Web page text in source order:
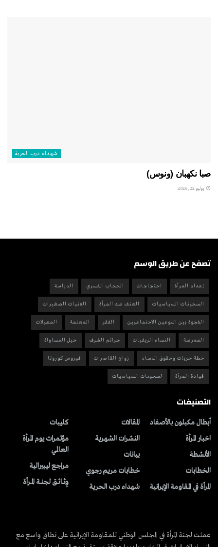
شهداء درب الحرية
صبا نكهبان (ونوس)
يوليو 22, 2026
تصفح عن طريق الوسم
إعدام المرأة احتجاجات الحجاب القسري الدراسة
السجينات السياسيات العنف ضد المرأة الفتيات الصغيرات
الفجوة بين النوعين الاجتماعيين الفقر المعلمة المعيلات
الممرضة النساء الريفيات جرائم الشرف جيل المساواة
خطة حريات وحقوق النساء زواج القاصرات فيروس كورونا
قيادة المرأة لسجينات السياسيات
التصنيفات
أبطال مكبلون بالأصفاد
اخبار المرأة
الأنشطة
الخطابات
المرأة في المقاومة الإيرانية
المقالات
النشرات الشهریة
بیانات
خطابات مريم رجوي
شهداء درب الحرية
کلیبات
مؤتمرات يوم المرأة
العالمي
مراجع ليبيرالية
وِثــائــق لجنــة المــرأة
عملت لجنة المرأة في المجلس الوطني للمقاومة الإيرانية على نطاق واسع مع